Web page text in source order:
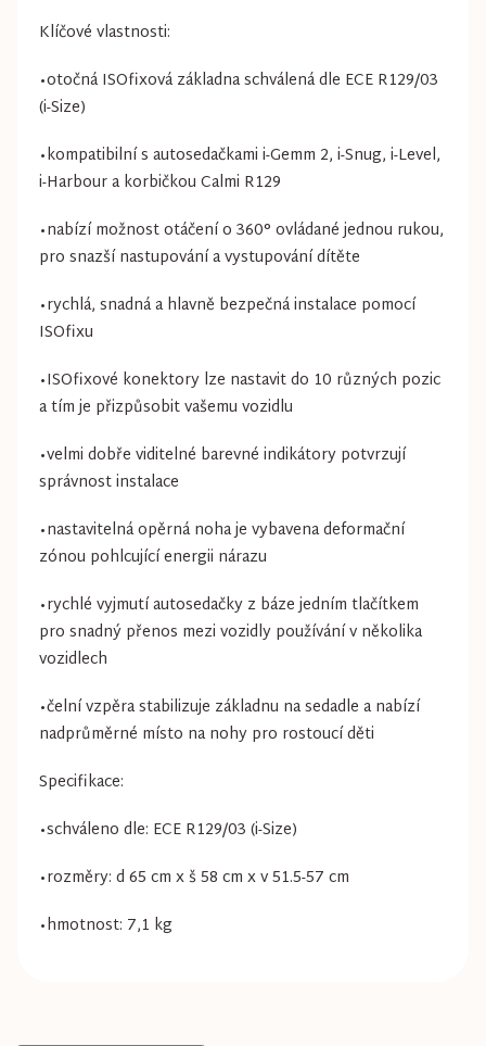
Klíčové vlastnosti:
•otočná ISOfixová základna schválená dle ECE R129/03
(i-Size)
•kompatibilní s autosedačkami i-Gemm 2, i-Snug, i-Level,
i-Harbour a korbičkou Calmi R129
•nabízí možnost otáčení o 360° ovládané jednou rukou,
pro snazší nastupování a vystupování dítěte
•rychlá, snadná a hlavně bezpečná instalace pomocí
ISOfixu
•ISOfixové konektory lze nastavit do 10 různých pozic
a tím je přizpůsobit vašemu vozidlu
•velmi dobře viditelné barevné indikátory potvrzují
správnost instalace
•nastavitelná opěrná noha je vybavena deformační
zónou pohlcující energii nárazu
•rychlé vyjmutí autosedačky z báze jedním tlačítkem
pro snadný přenos mezi vozidly používání v několika
vozidlech
•čelní vzpěra stabilizuje základnu na sedadle a nabízí
nadprůměrné místo na nohy pro rostoucí děti
Specifikace:
•schváleno dle: ECE R129/03 (i-Size)
•rozměry: d 65 cm x š 58 cm x v 51.5-57 cm
•hmotnost: 7,1 kg